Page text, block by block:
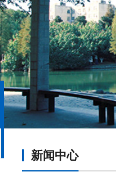
新闻中心